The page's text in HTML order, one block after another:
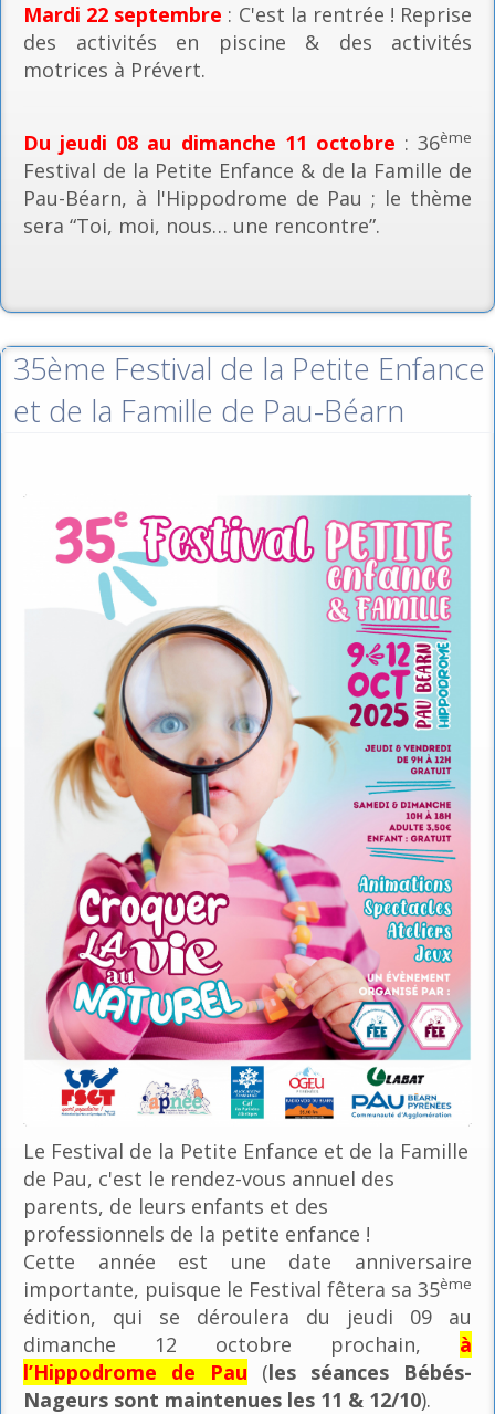
Mardi 22 septembre : C'est la rentrée ! Reprise
des activités en piscine & des activités
motrices à Prévert.
Du jeudi 08 au dimanche 11 octobre : 36ème
Festival de la Petite Enfance & de la Famille de
Pau-Béarn, à l'Hippodrome de Pau ; le thème
sera “Toi, moi, nous… une rencontre”.
35ème Festival de la Petite Enfance
et de la Famille de Pau-Béarn
Le Festival de la Petite Enfance et de la Famille
de Pau, c'est le rendez-vous annuel des
parents, de leurs enfants et des
professionnels de la petite enfance !
Cette année est une date anniversaire
importante, puisque le Festival fêtera sa 35ème
édition, qui se déroulera du jeudi 09 au
dimanche 12 octobre prochain, à
l’Hippodrome de Pau (les séances Bébés-
Nageurs sont maintenues les 11 & 12/10).